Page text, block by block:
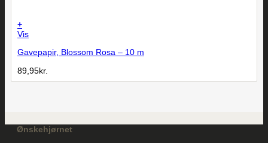
+
Vis
Gavepapir, Blossom Rosa – 10 m
89,95kr.
Ønskehjørnet